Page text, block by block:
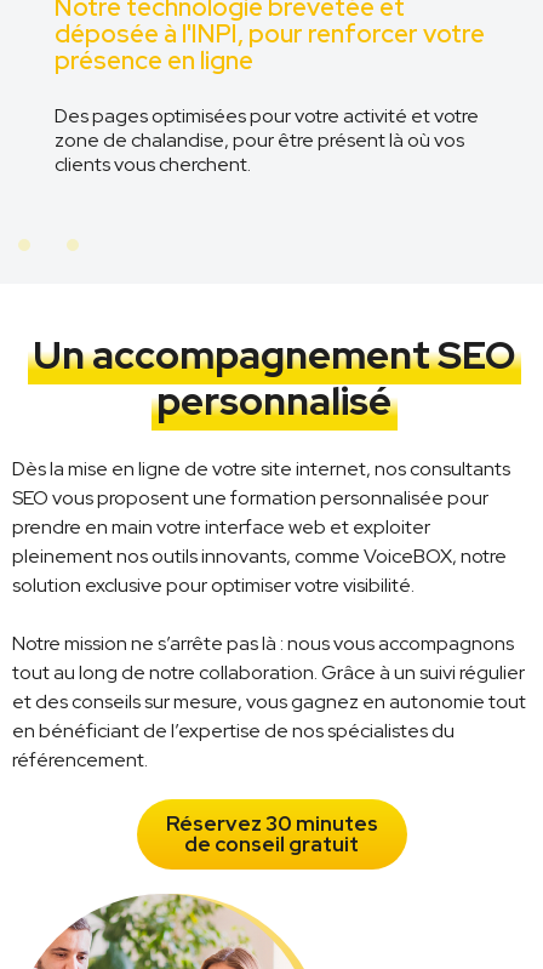
déposée à l'INPI, pour renforcer votre
présence en ligne
Des pages optimisées pour votre activité et votre
zone de chalandise, pour être présent là où vos
clients vous cherchent.
Un accompagnement SEO
personnalisé​
Dès la mise en ligne de votre site internet, nos consultants
SEO vous proposent une formation personnalisée pour
prendre en main votre interface web et exploiter
pleinement nos outils innovants, comme VoiceBOX, notre
solution exclusive pour optimiser votre visibilité.
Notre mission ne s’arrête pas là : nous vous accompagnons
tout au long de notre collaboration. Grâce à un suivi régulier
et des conseils sur mesure, vous gagnez en autonomie tout
en bénéficiant de l’expertise de nos spécialistes du
référencement.
Réservez 30 minutes
de conseil gratuit